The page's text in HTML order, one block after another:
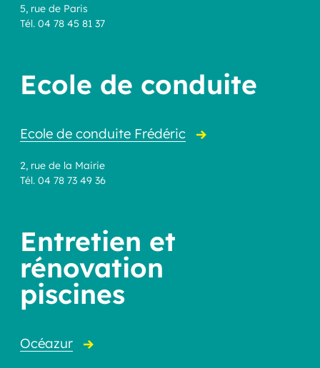
5, rue de Paris
Tél. 04 78 45 81 37
Ecole de conduite
Ecole de conduite Frédéric
2, rue de la Mairie
Tél. 04 78 73 49 36
Entretien et
rénovation
piscines
Océazur